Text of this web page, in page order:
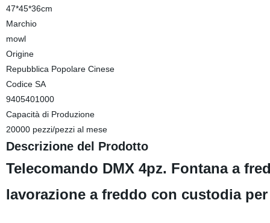
47*45*36cm
Marchio
mowl
Origine
Repubblica Popolare Cinese
Codice SA
9405401000
Capacità di Produzione
20000 pezzi/pezzi al mese
Descrizione del Prodotto
Telecomando DMX 4pz. Fontana a
lavorazione a freddo con custodia